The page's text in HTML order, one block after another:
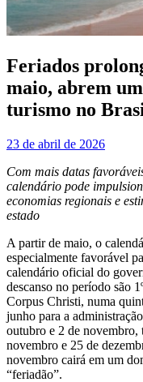
Feriados
maio, abrem
turismo no
23 de abril de 2026
Com mais datas
calendário pode
economias regionais e
estado
A partir de maio, o
especialmente favorável
calendário oficial do
descanso no período são
Corpus Christi, numa
junho para a
outubro e 2 de novembro,
novembro e 25 de
novembro cairá em um
“feriadão”.